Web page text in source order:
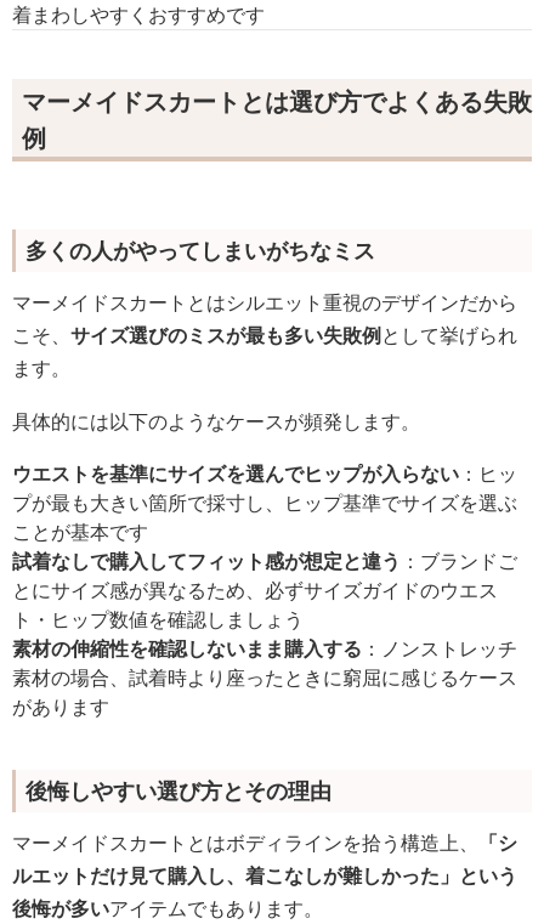
着まわしやすくおすすめです
マーメイドスカートとは選び方でよくある失敗
例
多くの人がやってしまいがちなミス
マーメイドスカートとはシルエット重視のデザインだから
こそ、 サイズ選びのミスが最も多い失敗例として挙げられ
ます。
具体的には以下のようなケースが頻発します。
ウエストを基準にサイズを選んでヒップが入らない ：ヒッ
プが最も大きい箇所で採寸し、ヒップ基準でサイズを選ぶ
ことが基本です
試着なしで購入してフィット感が想定と違う ：ブランドご
とにサイズ感が異なるため、必ずサイズガイドのウエス
ト・ヒップ数値を確認しましょう
素材の伸縮性を確認しないまま購入する ：ノンストレッチ
素材の場合、試着時より座ったときに窮屈に感じるケース
があります
後悔しやすい選び方とその理由
マーメイドスカートとはボディラインを拾う構造上、
「シ
ルエットだけ見て購入し、着こなしが難しかった」という
後悔が多いアイテムでもあります。